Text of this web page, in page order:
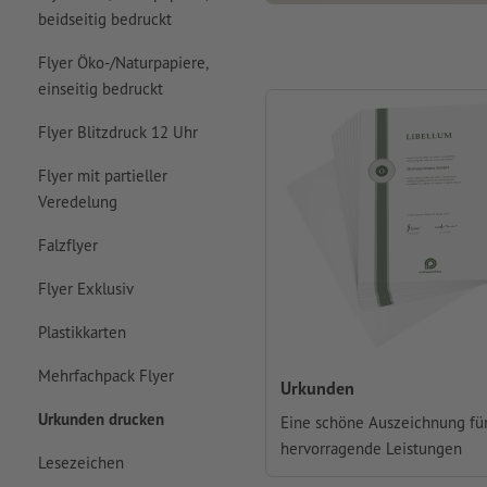
beidseitig bedruckt
Flyer Öko-/Naturpapiere,
einseitig bedruckt
Flyer Blitzdruck 12 Uhr
Flyer mit partieller
Veredelung
Falzflyer
Flyer Exklusiv
Plastikkarten
Mehrfachpack Flyer
Urkunden drucken
Lesezeichen
Urkunden
Eine schöne Auszeichnung
hervorragende Leistungen